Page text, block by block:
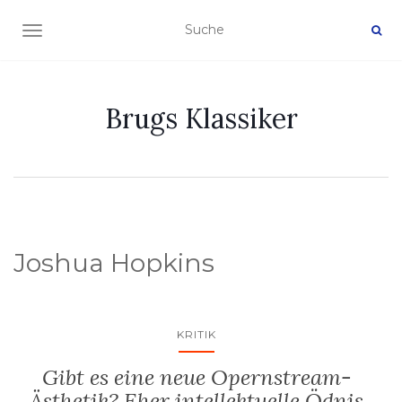
NAVIGATION EIN-/AUSSCHALTEN
Brugs Klassiker
Joshua Hopkins
KRITIK
Gibt es eine neue Opernstream-